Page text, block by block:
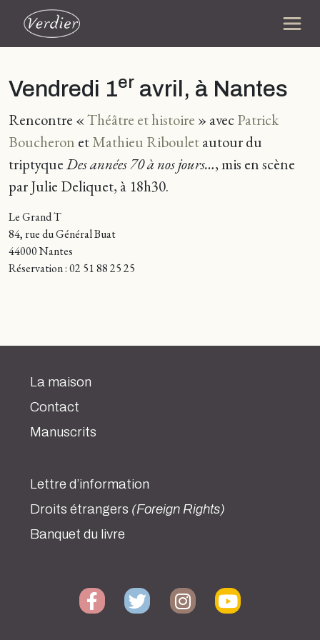
Vendredi 1er avril, à Nantes
Rencontre «Théâtre et histoire » avecPatrick
Boucheron etMathieu Ribouletautour du
triptyqueDes années 70 à nos jours…, mis en scène
par Julie Deliquet, à 18h30.
Le Grand T
84, rue du Général Buat
44000 Nantes
Réservation : 02 51 88 25 25
La maison
Contact
Manuscrits
Lettre d’information
Droits étrangers (Foreign Rights)
Banquet du livre